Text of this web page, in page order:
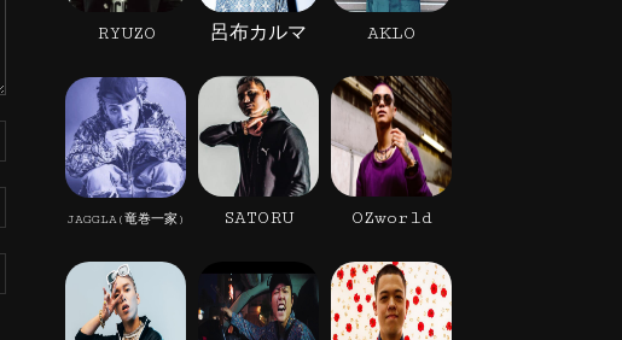
RYUZO 呂布カルマ AKLO
JAGGLA(竜巻一家) SATORU OZworld